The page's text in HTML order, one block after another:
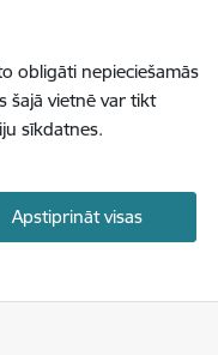
obligāti nepieciešamās
šajā vietnē var tikt
sīkdatnes.
Apstiprināt visas